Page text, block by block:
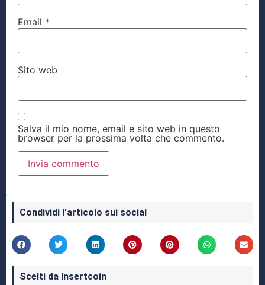
Email *
Sito web
Salva il mio nome, email e sito web in questo
browser per la prossima volta che commento.
Condividi l'articolo sui social
Scelti da Insertcoin